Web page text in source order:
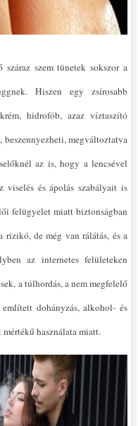
szem tünetek sokszor a
Hiszen egy zsírosabb
hidrofób, azaz víztaszító
megváltoztatva
az is, hogy a lencsével
viselés és ápolás szabályait is
felügyelet miatt biztonságban
de még van rálátás, és a
az internetes felületeken
a túlhordás, a nem megfelelő
dohányzás, alkohol- és
használata miatt.